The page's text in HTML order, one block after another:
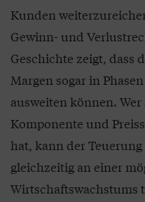
Kunden
Gewinn- und
Geschichte zeigt, dass
Margen sogar in
ausweiten können.
Komponente und
hat, kann der
gleichzeitig an einer
Wirtschaftswachstums